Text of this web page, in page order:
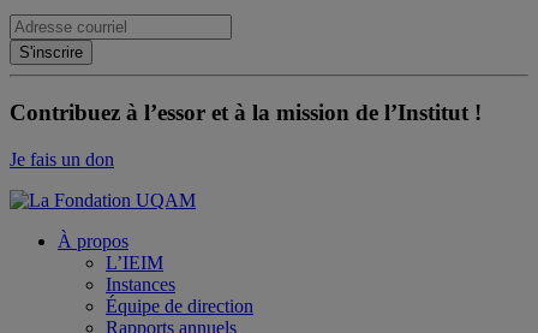
Contribuez à l’essor et à la mission de l’Institut !
Je fais un don
À propos
L’IEIM
Instances
Équipe de direction
Rapports annuels